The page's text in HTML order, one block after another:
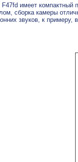
имеет компактный
сборка камеры
звуков, к